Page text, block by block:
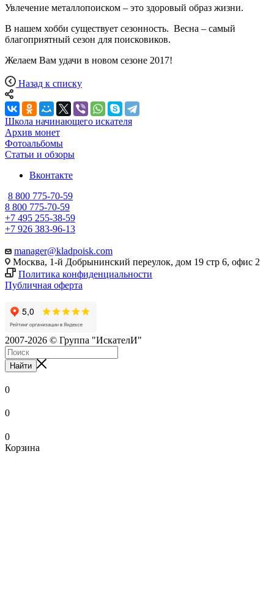
Увлечение металлопоиском – это здоровый образ жизни.
В нашем хобби существует сезонность. Весна – самый
благоприятный сезон для поисковиков.
Желаем Вам удачи в новом сезоне 2017!
Назад к списку
Школа начинающего искателя
Архив монет
Фотоальбомы
Статьи и обзоры
Вконтакте
8 800 775-70-59
8 800 775-70-59
+7 495 255-38-59
+7 926 383-96-13
manager@kladpoisk.com
Москва, 1-й Добрынинский переулок, дом 19 стр 6, офис 2
Политика конфиденциальности
Публичная оферта
2007-2026 © Группа "ИскателИ"
Найти
0
0
0
Корзина